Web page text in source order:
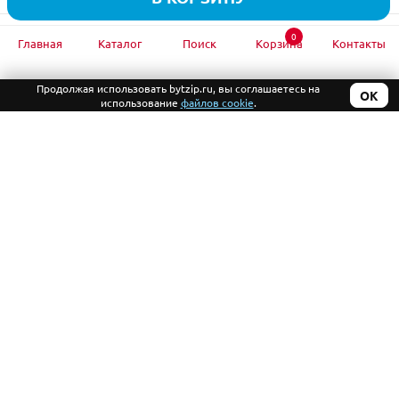
на обновление каталога
Главная Каталог Поиск 0
Корзина Контакты
ОК
Продолжая использовать bytzip.ru, вы соглашаетесь на
использование файлов cookie.